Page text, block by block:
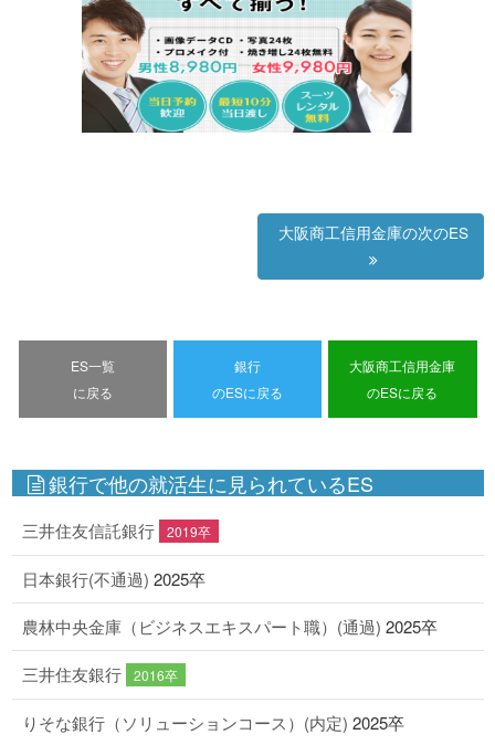
大阪商工信用金庫の次のES
ES一覧
に戻る
銀行
のESに戻る
大阪商工信用金庫
のESに戻る
銀行で他の就活生に見られているES
三井住友信託銀行 2019卒
日本銀行(不通過) 2025卒
農林中央金庫（ビジネスエキスパート職）(通過) 2025卒
三井住友銀行 2016卒
りそな銀行（ソリューションコース）(内定) 2025卒